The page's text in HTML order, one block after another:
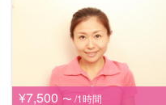
¥7,500 〜 /1時間